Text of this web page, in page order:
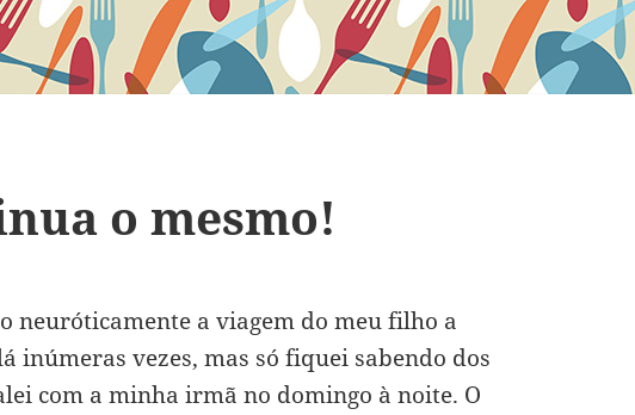
o mesmo!
neuróticamente a viagem do meu filho a
inúmeras vezes, mas só fiquei sabendo dos
com a minha irmã no domingo à noite. O